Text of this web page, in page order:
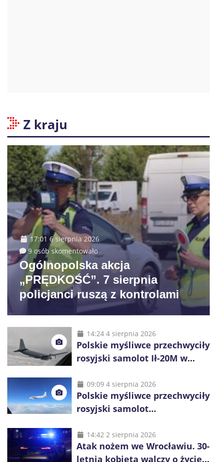
Z kraju
17:01 6 sierpnia 2026
9 osób skomentowało
Ogólnopolska akcja
„PRĘDKOŚĆ”. 7 sierpnia
policjanci ruszą z kontrolami
14:24 4 sierpnia 2026
Polskie myśliwce przechwyciły
rosyjski samolot Ił-20M w
09:09 4 sierpnia 2026
Polskie myśliwce przechwyciły
rosyjski samolot
14:42 2 sierpnia 2026
Atak nożem we Wrocławiu. 30-
letnia kobieta walczy o życie,